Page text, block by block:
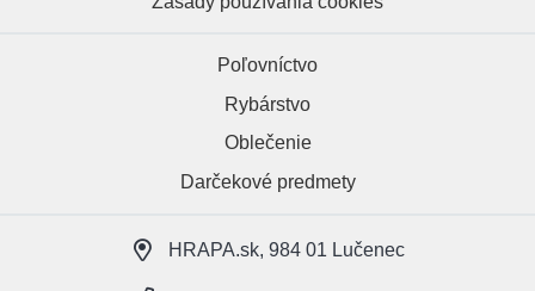
Poľovníctvo
Rybárstvo
Oblečenie
Darčekové predmety
HRAPA.sk, 984 01 Lučenec